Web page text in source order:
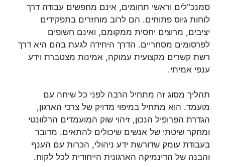
סמנכ"לים וראשי תחומים, אינם מחפשים עבודה דרך
לוחות גיוס פתוחים. הם לרוב מוחזרים בתפקידים
יציבים, מרוצים יחסית ממקומם, ואינם חשופים
לפרסומים מסחריים. הדרך היחידה לגעת בהם היא דרך
רשת קשרים מקצועית עמוקה, אמינות מצטברת וידע
ענפי אמיתי.
תהליך מסוג זה מתחיל הרבה לפני כל שיחה עם
מועמד. הוא מתחיל במיפוי מדויק של צרכי הארגון,
הגדרת הפרופיל הנכון, זיהוי שוק המועמדים הרלוונטי
ומחקר שיטתי של אנשים שיכולים להתאים. מדובר
בעבודת עומק שדורשת ידע ניהולי, הכרות עם הענף
והבנה של הדינמיקה הארגונית הייחודית לכל לקוח.